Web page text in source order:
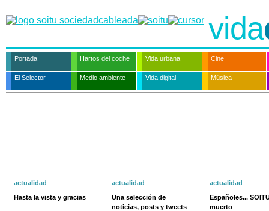
vida
Portada Hartos del coche Vida urbana Cine
El Selector Medio ambiente Vida digital Música
actualidad
Hasta la vista y gracias
actualidad
Una selección de
noticias, posts y tweets
actualidad
Españoles...
muerto